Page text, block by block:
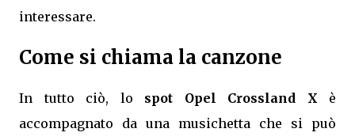
interessare.
Come si chiama la canzone
In tutto ciò, lo spot Opel Crossland X è
accompagnato da una musichetta che si può